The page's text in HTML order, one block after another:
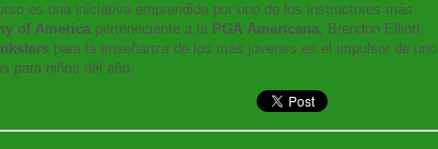
es una iniciativa emprendida por uno de los instructores más
of America perteneciente a la PGA Americana, Brendon Elliott,
para la enseñanza de los más jóvenes es el impulsor de uno
para niños del año.